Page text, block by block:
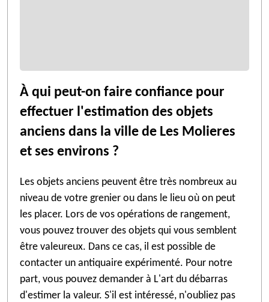
À qui peut-on faire confiance pour
effectuer l'estimation des objets
anciens dans la ville de Les Molieres
et ses environs ?
Les objets anciens peuvent être très nombreux au
niveau de votre grenier ou dans le lieu où on peut
les placer. Lors de vos opérations de rangement,
vous pouvez trouver des objets qui vous semblent
être valeureux. Dans ce cas, il est possible de
contacter un antiquaire expérimenté. Pour notre
part, vous pouvez demander à L'art du débarras
d'estimer la valeur. S'il est intéressé, n'oubliez pas